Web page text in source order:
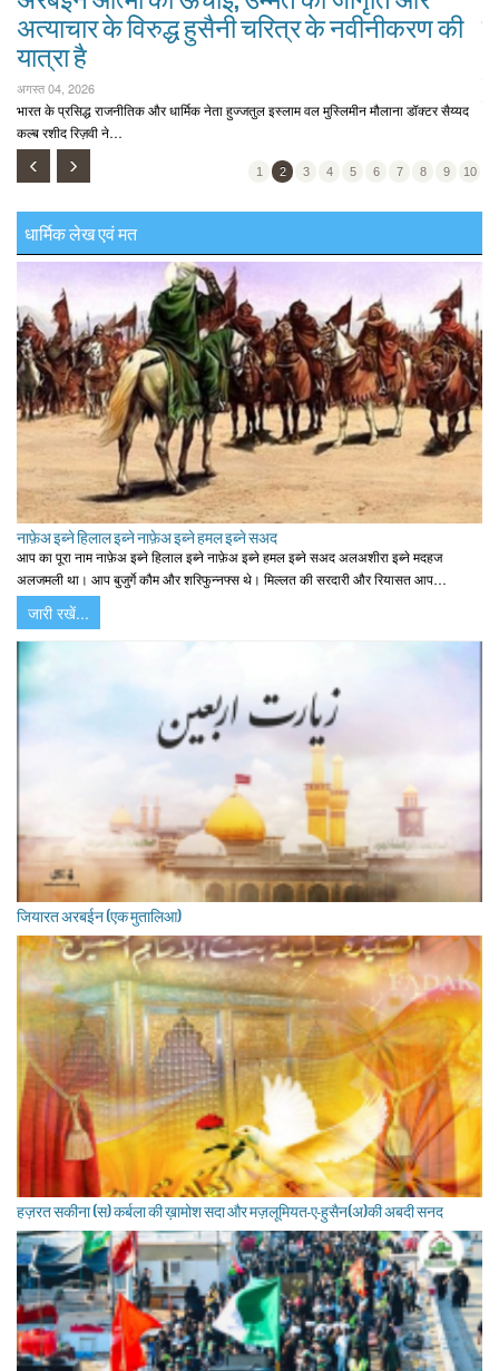
अत्याचार के विरुद्ध हुसैनी चरित्र के नवीनीकरण की
यात्रा है
अगस्त 04, 2026
भारत के प्रसिद्ध राजनीतिक और धार्मिक नेता हुज्जतुल इस्लाम वल मुस्लिमीन मौलाना डॉक्टर सैय्यद
कल्ब रशीद रिज़वी ने…
‹ › 1 2 3 4 5 6 7 8 9 10
धार्मिक लेख एवं मत
नाफ़ेअ इब्ने हिलाल इब्ने नाफ़ेअ इब्ने हमल इब्ने सअद
आप का पूरा नाम नाफ़ेअ इब्ने हिलाल इब्ने नाफ़ेअ इब्ने हमल इब्ने सअद अलअशीरा इब्ने मदहज
अलजमली था। आप बुजुर्गे कौम और शरिफुन्नफ्स थे। मिल्लत की सरदारी और रियासत आप…
जारी रखें...
जियारत अरबईन (एक मुतालिआ)
हज़रत सकीना (स) कर्बला की ख़ामोश सदा और मज़लूमियत-ए-हुसैन(अ)की अबदी सनद